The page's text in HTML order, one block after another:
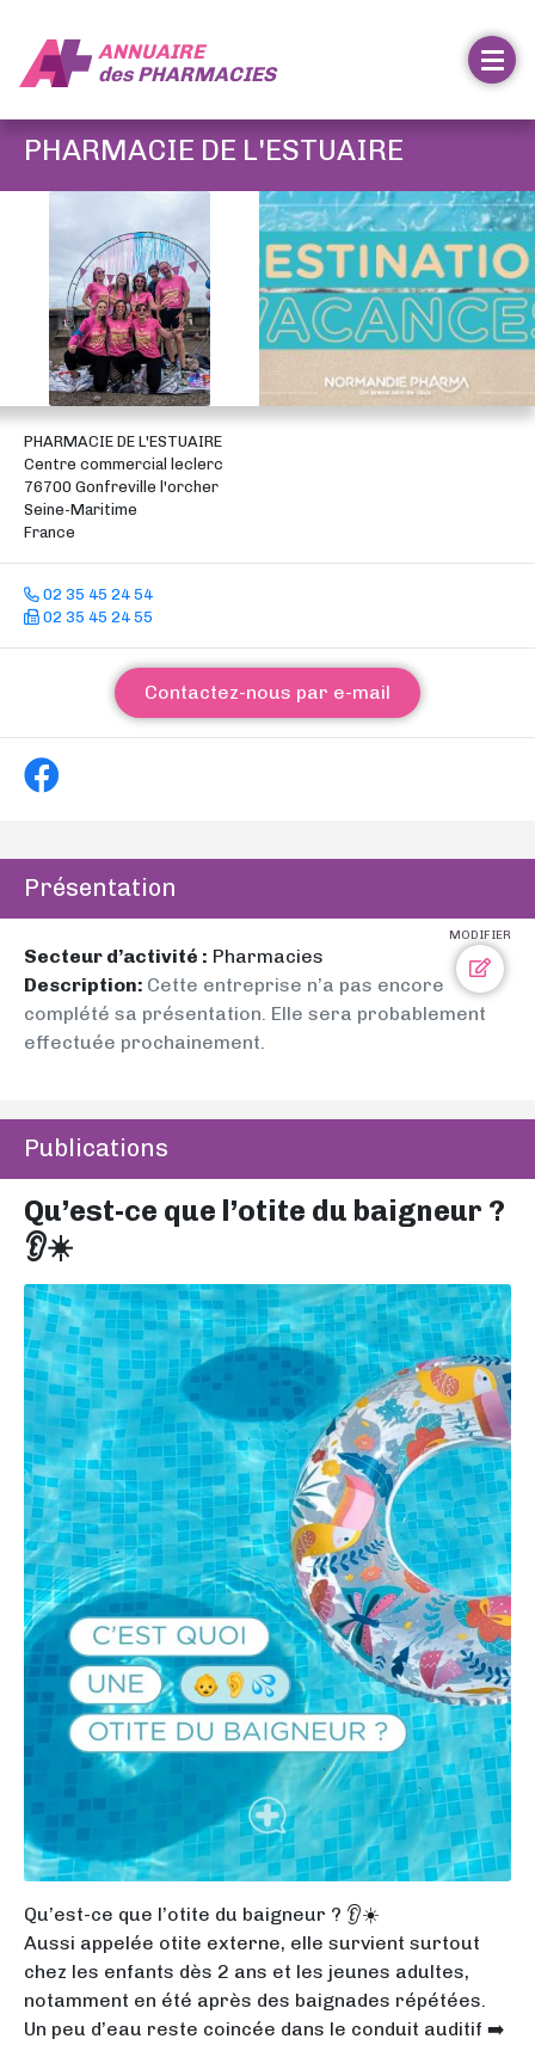
ANNUAIRE
desPHARMACIES
PHARMACIE DE L'ESTUAIRE
PHARMACIE DE L'ESTUAIRE
Centre commercial leclerc
76700 Gonfreville l'orcher
Seine-Maritime
France
02 35 45 24 54
02 35 45 24 55
Contactez-nous par e-mail
Présentation
MODIFIER
Secteur d’activité : Pharmacies
Description: Cette entreprise n’a pas encore
complété sa présentation. Elle sera probablement
effectuée prochainement.
Publications
Qu’est-ce que l’otite du baigneur ?
👂☀️
Qu’est-ce que l’otite du baigneur ? 👂☀️
Aussi appelée otite externe, elle survient surtout
chez les enfants dès 2 ans et les jeunes adultes,
notamment en été après des baignades répétées.
Un peu d’eau reste coincée dans le conduit auditif ➡️